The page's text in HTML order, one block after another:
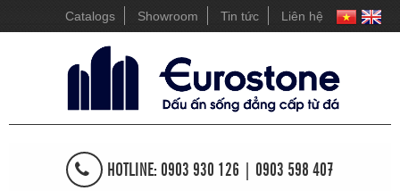
Catalogs Showroom Tin tức Liên hệ
HOTLINE: 0903 930 126 | 0903 598 407